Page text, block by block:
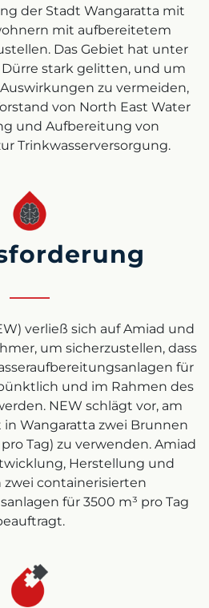
der Stadt Wangaratta mit
mit aufbereitetem
Das Gebiet hat unter
stark gelitten, und um
zu vermeiden,
von North East Water
und Aufbereitung von
Trinkwasserversorgung.
verließ sich auf Amiad und
um sicherzustellen, dass
für
und im Rahmen des
NEW schlägt vor, am
Wangaratta zwei Brunnen
Tag) zu verwenden. Amiad
Herstellung und
zwei containerisierten
für 3500 m³ pro Tag